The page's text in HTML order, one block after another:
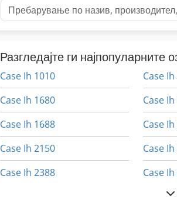
Разгледајте ги најпопуларните
Case Ih 1010
Case Ih 1680
Case Ih 1688
Case Ih 2150
Case Ih 2388
Case
Case
Case
Case
Case
Case